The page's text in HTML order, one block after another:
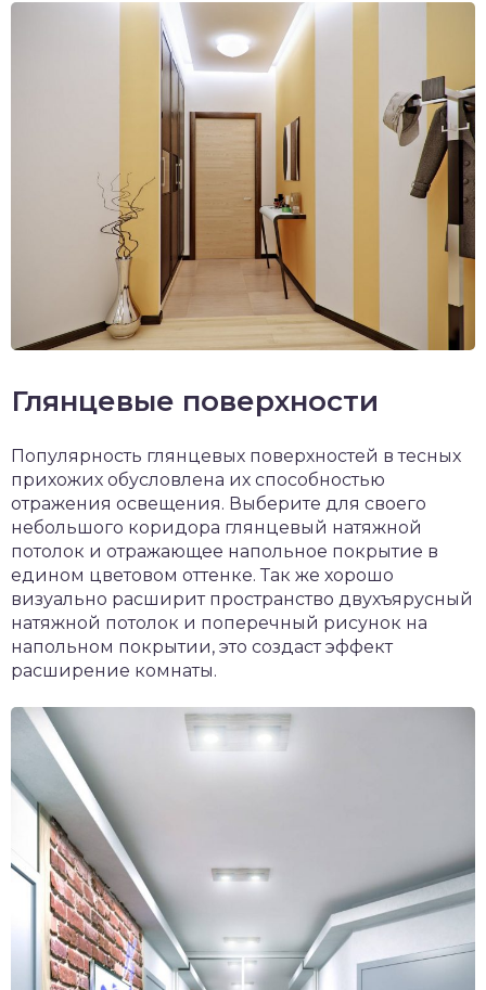
Глянцевые поверхности
Популярность глянцевых поверхностей в тесных
прихожих обусловлена их способностью
отражения освещения. Выберите для своего
небольшого коридора глянцевый натяжной
потолок и отражающее напольное покрытие в
едином цветовом оттенке. Так же хорошо
визуально расширит пространство двухъярусный
натяжной потолок и поперечный рисунок на
напольном покрытии, это создаст эффект
расширение комнаты.